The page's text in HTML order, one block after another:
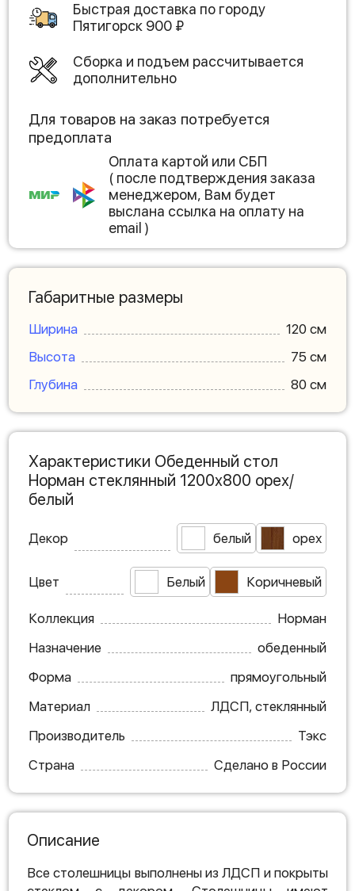
Быстрая доставка по городу
Пятигорск 900 ₽
Сборка и подъем рассчитывается
дополнительно
Для товаров на заказ потребуется
предоплата
Оплата картой или СБП
( после подтверждения заказа
менеджером, Вам будет
выслана ссылка на оплату на
email )
Габаритные размеры
Ширина
120 см
Высота
75 см
Глубина
80 см
Характеристики Обеденный стол
Норман стеклянный 1200х800 орех/
белый
Декор белый орех
Цвет Белый Коричневый
Коллекция
Норман
Назначение
обеденный
Форма
прямоугольный
Материал
ЛДСП, стеклянный
Производитель
Тэкс
Страна
Сделано в России
Описание
Все столешницы выполнены из ЛДСП и покрыты